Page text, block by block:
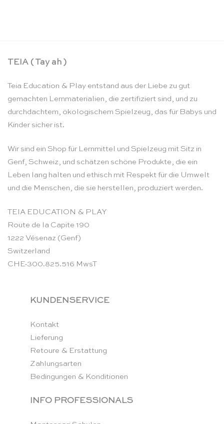
TEIA ( Tay ah )
Teia Education & Play entstand aus der Liebe zu gut
gemachten Lernmaterialien, die zertifiziert sind, und zu
durchdachtem, ökologischem Spielzeug, das für Babys und
Kinder sicher ist.
Wir sind ein Shop für Lernmittel und Spielzeug mit Sitz in
Genf, Schweiz, und schätzen schöne Produkte, die ein
Leben lang halten und ethisch mit Respekt für die Umwelt
und die Menschen, die sie herstellen, produziert werden.
TEIA EDUCATION & PLAY
Route de la Capite 190
1222 Vésenaz (Genf)
Switzerland
CHE-300.825.516 MwsT
KUNDENSERVICE
Kontakt
Lieferung
Retoure & Erstattung
Zahlungsarten
Bedingungen & Konditionen
INFO PROFESSIONALS